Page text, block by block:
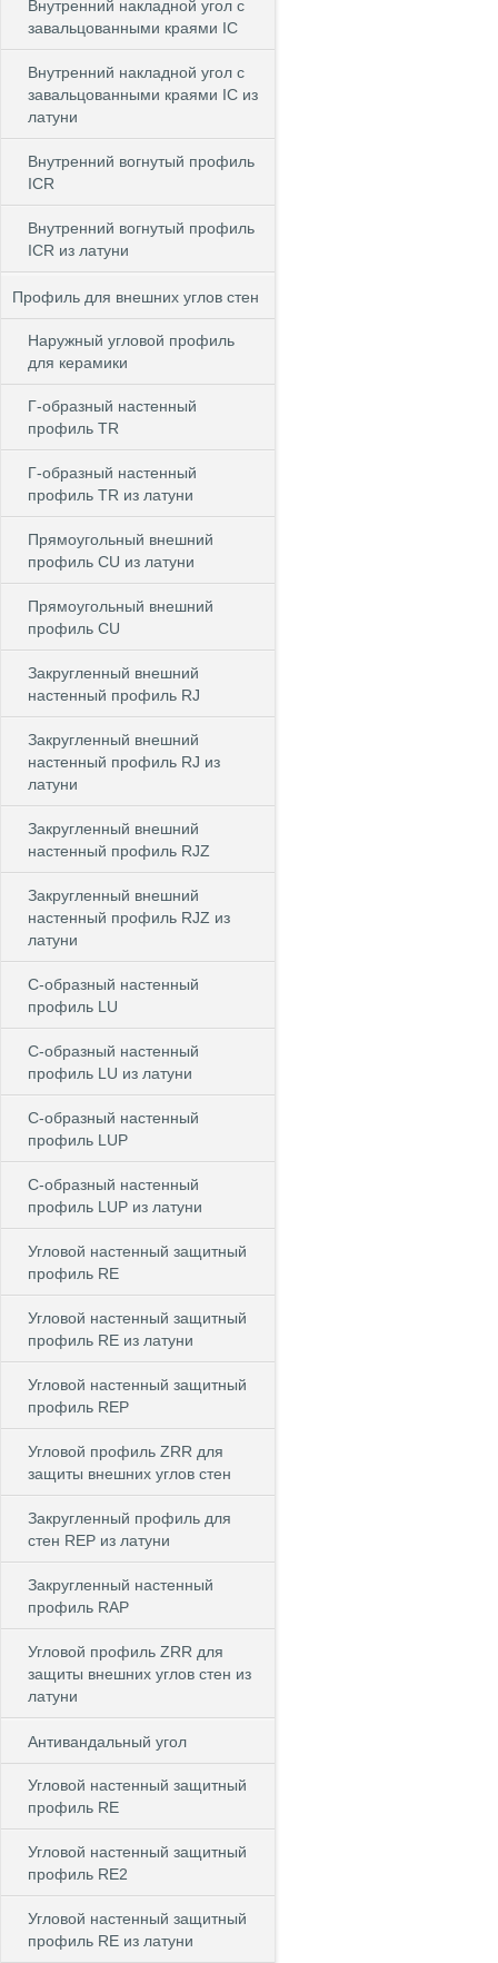
Внутренний накладной угол с
завальцованными краями IC
Внутренний накладной угол с
завальцованными краями IC из
латуни
Внутренний вогнутый профиль
ICR
Внутренний вогнутый профиль
ICR из латуни
Профиль для внешних углов стен
Наружный угловой профиль
для керамики
Г-образный настенный
профиль TR
Г-образный настенный
профиль TR из латуни
Прямоугольный внешний
профиль CU из латуни
Прямоугольный внешний
профиль CU
Закругленный внешний
настенный профиль RJ
Закругленный внешний
настенный профиль RJ из
латуни
Закругленный внешний
настенный профиль RJZ
Закругленный внешний
настенный профиль RJZ из
латуни
С-образный настенный
профиль LU
С-образный настенный
профиль LU из латуни
С-образный настенный
профиль LUP
С-образный настенный
профиль LUP из латуни
Угловой настенный защитный
профиль RE
Угловой настенный защитный
профиль RE из латуни
Угловой настенный защитный
профиль REP
Угловой профиль ZRR для
защиты внешних углов стен
Закругленный профиль для
стен REP из латуни
Закругленный настенный
профиль RAP
Угловой профиль ZRR для
защиты внешних углов стен из
латуни
Антивандальный угол
Угловой настенный защитный
профиль RE
Угловой настенный защитный
профиль RE2
Угловой настенный защитный
профиль RE из латуни